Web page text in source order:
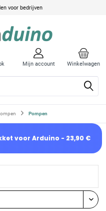
voor bedrijven
Winkelwagen
Mijn account
Pompen
voor Arduino - 23,90 €